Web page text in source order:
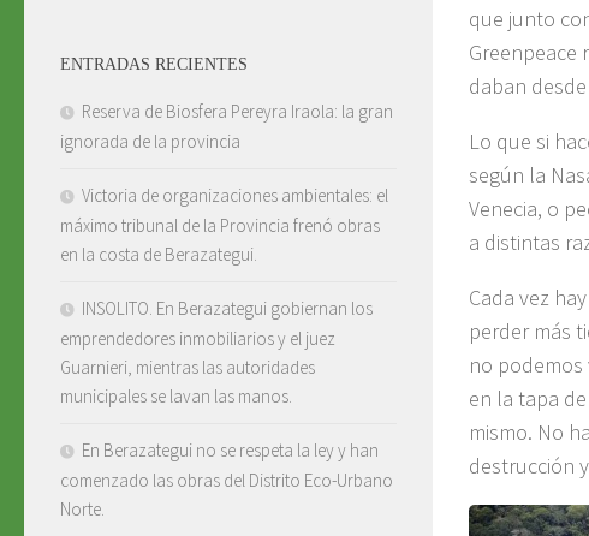
que junto
Greenpeace
daban
Lo que si
según la
Venecia, o
a distintas
Cada vez hay
perder más
no
en la tapa
mismo. No
destrucción
ENTRADAS RECIENTES
Reserva de Biosfera Pereyra Iraola: la gran
ignorada de la provincia
Victoria de organizaciones ambientales: el
máximo tribunal de la Provincia frenó obras
en la costa de Berazategui.
INSOLITO. En Berazategui gobiernan los
emprendedores inmobiliarios y el juez
Guarnieri, mientras las autoridades
municipales se lavan las manos.
En Berazategui no se respeta la ley y han
comenzado las obras del Distrito Eco-Urbano
Norte.